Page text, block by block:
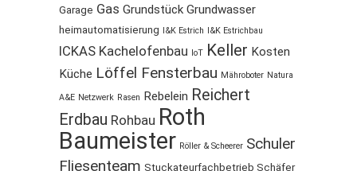
Garage Gas Grundstück Grundwasser
heimautomatisierung I&K Estrich I&K Estrichbau
ICKAS Kachelofenbau IoT Keller Kosten
Küche Löffel Fensterbau Mähroboter Natura
A&E Netzwerk Rasen Rebelein Reichert
Erdbau Rohbau Roth
Baumeister Röller & Scheerer Schuler
Fliesenteam Stuckateurfachbetrieb Schäfer